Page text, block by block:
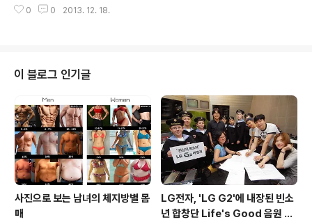
머또한 @evleaks의 최근 루머를 뒷받침하고 있어..
바, 삼성전자, 레노버 등 크롬OS를 기반으로 PC를 생산하
22CV241)은 21.5인치 디스플레이 및 인텔 셀러론 CPU
등을 탑재하였으며, 자세한 사양은 다음과 같습니다. 21.5
인치 FullHD(1920 * 1080) IPS 디스플레이인텔 셀러론
CPU2GB RAM16GB SSDHDMI, USB 2.0 * 3, USB
3.0 * 1, 유선랜포..
0 0 2013. 12. 18.
이 블로그 인기글
사진으로 보는 남녀의 체지방별 몸
매
LG전자, 'LG G2'에 내장된 빈소
년 합창단 Life's Good 음원 공